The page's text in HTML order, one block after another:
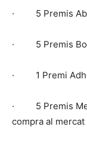
· 5 Premis
· 5 Premis
· 1 Premi
· 5 Premis
compra al mercat